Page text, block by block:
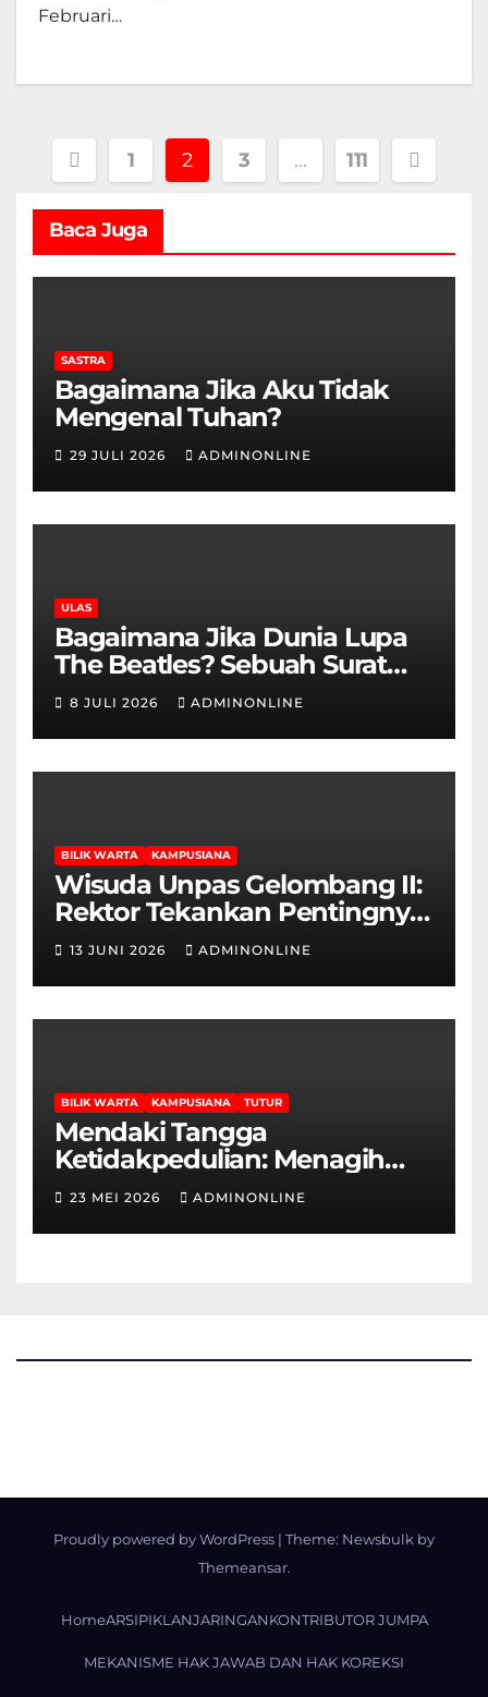
Februari…
Paginasi
pos
1 2 3 … 111
Baca Juga
SASTRA
Bagaimana Jika Aku Tidak
Mengenal Tuhan?
29 JULI 2026 ADMINONLINE
ULAS
Bagaimana Jika Dunia Lupa
The Beatles? Sebuah Surat
Cinta dan Kritik
8 JULI 2026 ADMINONLINE
BILIK WARTA KAMPUSIANA
Wisuda Unpas Gelombang II:
Rektor Tekankan Pentingnya
Sertifikasi Keahlian
13 JUNI 2026 ADMINONLINE
BILIK WARTA KAMPUSIANA TUTUR
Mendaki Tangga
Ketidakpedulian: Menagih
Hak Disabilitas yang
Terpasung di Selasar Kampus
23 MEI 2026 ADMINONLINE
Proudly powered by WordPress | Theme: Newsbulk by
Themeansar.
HomeARSIPIKLANJARINGANKONTRIBUTOR JUMPA
MEKANISME HAK JAWAB DAN HAK KOREKSI